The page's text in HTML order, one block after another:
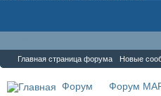
Главная страница форума Новые
Форум Форум